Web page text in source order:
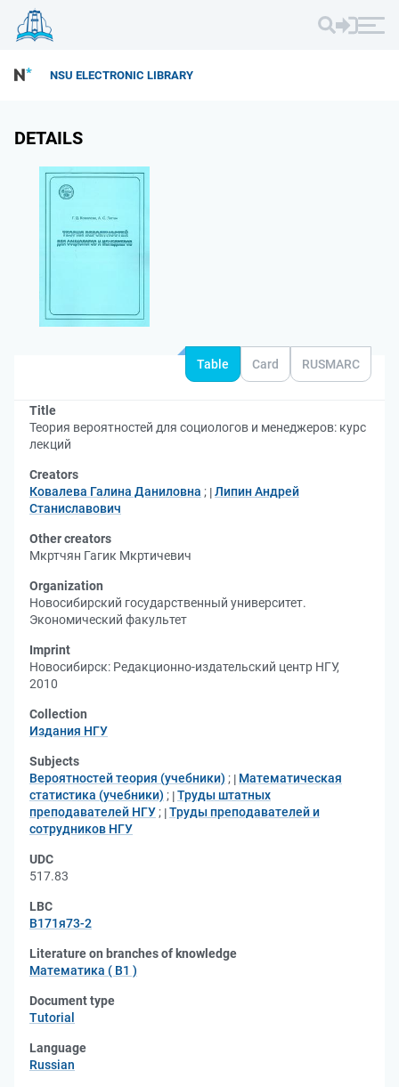
NSU ELECTRONIC LIBRARY
DETAILS
Table Card RUSMARC
Title
Теория вероятностей для социологов и менеджеров: курс
лекций
Creators
Ковалева Галина Даниловна ; Липин Андрей
Станиславович
Other creators
Мкртчян Гагик Мкртичевич
Organization
Новосибирский государственный университет.
Экономический факультет
Imprint
Новосибирск: Редакционно-издательский центр НГУ,
2010
Collection
Издания НГУ
Subjects
Вероятностей теория (учебники) ;
Математическая
статистика (учебники) ; Труды штатных
преподавателей НГУ ; Труды преподавателей и
сотрудников НГУ
UDC
517.83
LBC
В171я73-2
Literature on branches of knowledge
Математика ( В1 )
Document type
Tutorial
Language
Russian